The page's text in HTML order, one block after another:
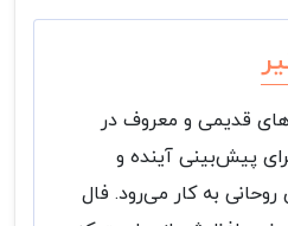
قدیمی و معروف در
پیش‌بینی آینده و
روحانی به کار می‌رود. فال